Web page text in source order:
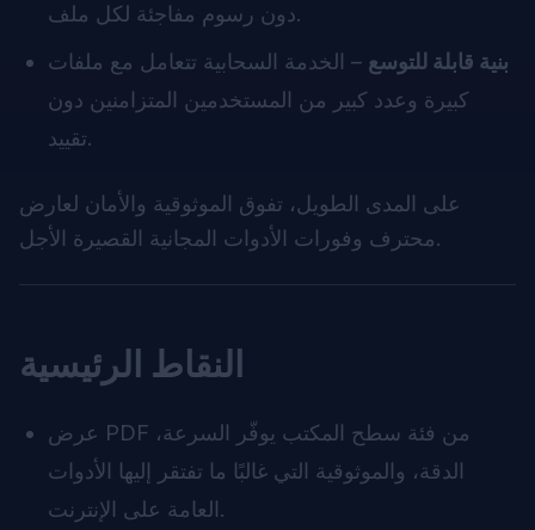
دون رسوم مفاجئة لكل ملف.
بنية قابلة للتوسع – الخدمة السحابية تتعامل مع ملفات
كبيرة وعدد كبير من المستخدمين المتزامنين دون
تقييد.
على المدى الطويل، تفوق الموثوقية والأمان لعارض
محترف وفورات الأدوات المجانية القصيرة الأجل.
النقاط الرئيسية
عرض PDF من فئة سطح المكتب يوفّر السرعة،
الدقة، والموثوقية التي غالبًا ما تفتقر إليها الأدوات
العامة على الإنترنت.